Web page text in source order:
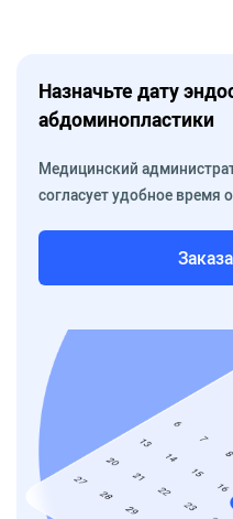
Назначьте дату
абдоминопластики
Медицинский
согласует удобное время